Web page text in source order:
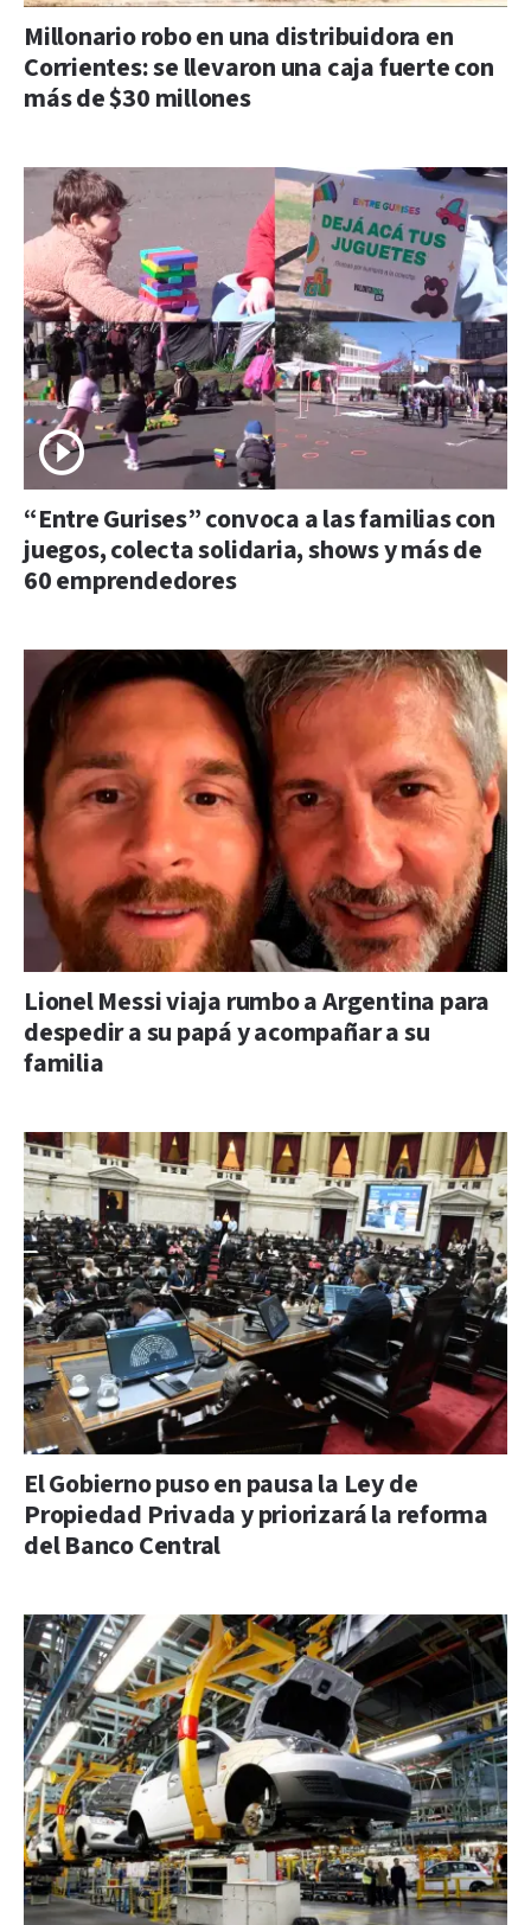
Millonario robo en una distribuidora en
Corrientes: se llevaron una caja fuerte con
más de $30 millones
“Entre Gurises” convoca a las familias con
juegos, colecta solidaria, shows y más de
60 emprendedores
Lionel Messi viaja rumbo a Argentina para
despedir a su papá y acompañar a su
familia
El Gobierno puso en pausa la Ley de
Propiedad Privada y priorizará la reforma
del Banco Central